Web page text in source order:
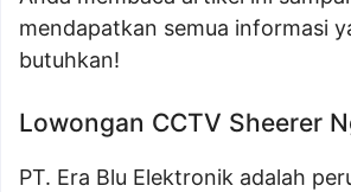
mendapatkan semua informasi
butuhkan!
Lowongan CCTV Sheerer
PT. Era Blu Elektronik adalah